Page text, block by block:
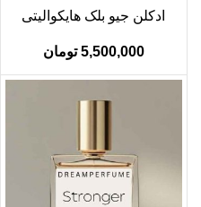
ادکلن جیو بلک هایکوالیتی
5,500,000 تومان